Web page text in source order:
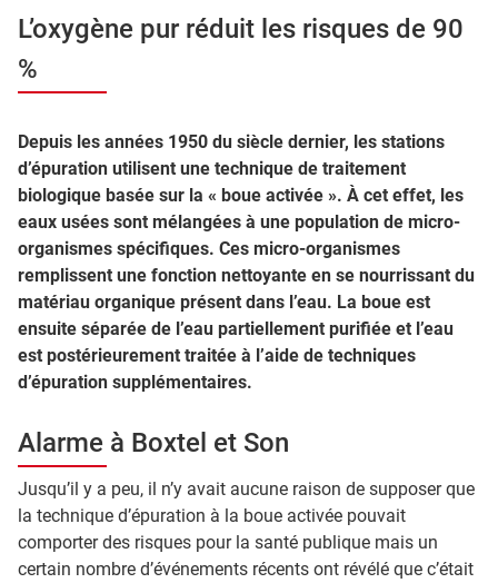
L’oxygène pur réduit les risques de 90
%
Depuis les années 1950 du siècle dernier, les stations
d’épuration utilisent une technique de traitement
biologique basée sur la « boue activée ». À cet effet, les
eaux usées sont mélangées à une population de micro-
organismes spécifiques. Ces micro-organismes
remplissent une fonction nettoyante en se nourrissant du
matériau organique présent dans l’eau. La boue est
ensuite séparée de l’eau partiellement purifiée et l’eau
est postérieurement traitée à l’aide de techniques
d’épuration supplémentaires.
Alarme à Boxtel et Son
Jusqu’il y a peu, il n’y avait aucune raison de supposer que
la technique d’épuration à la boue activée pouvait
comporter des risques pour la santé publique mais un
certain nombre d’événements récents ont révélé que c’était